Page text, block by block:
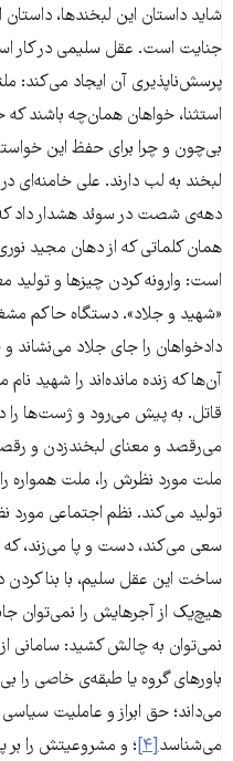
شاید داستان این لبخندها،
جنایت است. عقل سلیمی در کار
پرسش‌ناپذیری آن ایجاد می‌کند:
استثنا، خواهان همان‌چه باشند
بی‌چون و چرا برای حفظ این
لبخند به لب دارند. علی خامنه‌ای
دهه‌ی شصت در سوئد هشدار داد
همان کلماتی که از دهان مجید
است: وارونه کردن چیزها و تولید
«شهید و جلاد». دستگاه حاکم
دادخواهان را جای جلاد می‌نشاند
آن‌ها که زنده مانده‌اند را شهید
قاتل. به پیش می‌رود و ژست‌ها را
می‌رقصد و معنای لبخندزدن و
ملت مورد نظرش را، ملت همواره
تولید می‌کند. نظم اجتماعی
سعی می‌کند، دست و پا می‌زند،
ساخت این عقل سلیم، با بنا
هیچ‌یک از آجرهایش را نمی‌توان
نمی‌توان به چالش کشید: سامانی از
باورهای گروه یا طبقه‌‌ی خاصی را
می‌داند؛ حق ابراز و عاملیت
می‌شناسد[۴]
؛ و مشروعیتش را بر